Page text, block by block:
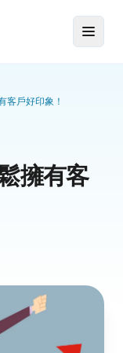
客戶好印象！
擁有客